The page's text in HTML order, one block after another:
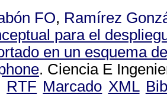
FO, Ramírez
para el
en un esquema
. Ciencia E
RTF Marcado XML